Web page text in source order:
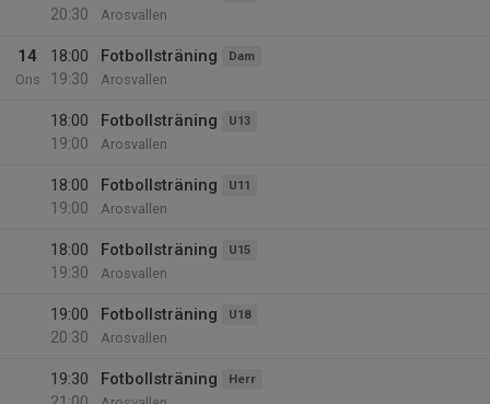
20:30
Arosvallen
14
Ons
18:00
19:30
Fotbollsträning Dam
Arosvallen
18:00
19:00
Fotbollsträning U13
Arosvallen
18:00
19:00
Fotbollsträning U11
Arosvallen
18:00
19:30
Fotbollsträning U15
Arosvallen
19:00
20:30
Fotbollsträning U18
Arosvallen
19:30
Fotbollsträning Herr